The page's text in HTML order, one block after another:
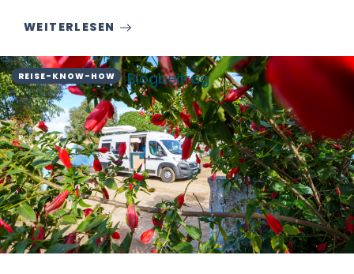
WEITERLESEN
REISE-KNOW-HOW Blogbeitrag